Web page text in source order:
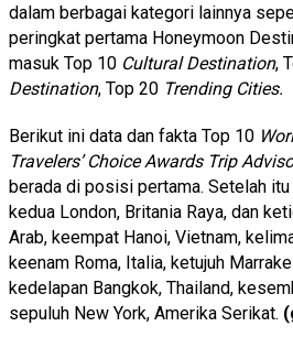
dalam berbagai kategori lainnya
peringkat pertama Honeymoon
masuk Top 10 Cultural Destination,
Destination, Top 20 Trending Cities.
Berikut ini data dan fakta Top 10
Travelers’ Choice Awards Trip
berada di posisi pertama. Setelah
kedua London, Britania Raya, dan
Arab, keempat Hanoi, Vietnam,
keenam Roma, Italia, ketujuh
kedelapan Bangkok, Thailand,
sepuluh New York, Amerika Serikat.